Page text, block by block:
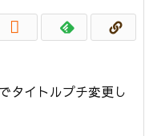

タイトルプチ変更し